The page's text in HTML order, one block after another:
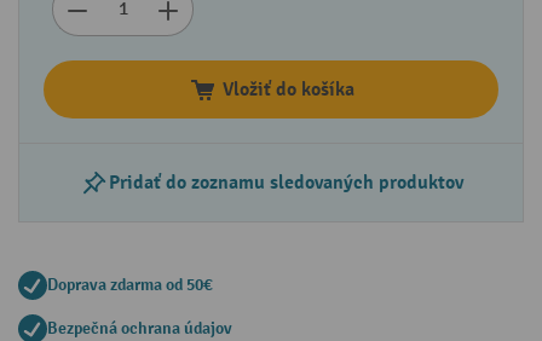
Vložiť do košíka
Pridať do zoznamu sledovaných produktov
Doprava zdarma od 50€
Bezpečná ochrana údajov